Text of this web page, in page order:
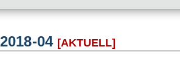
04 [AKTUELL]